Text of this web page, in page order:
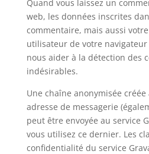
Quand vous laissez un
web, les données inscrites
commentaire, mais aussi votre
utilisateur de votre
nous aider à la détection des
indésirables.
Une chaîne anonymisée
adresse de messagerie
peut être envoyée au service
vous utilisez ce dernier. Les
confidentialité du service